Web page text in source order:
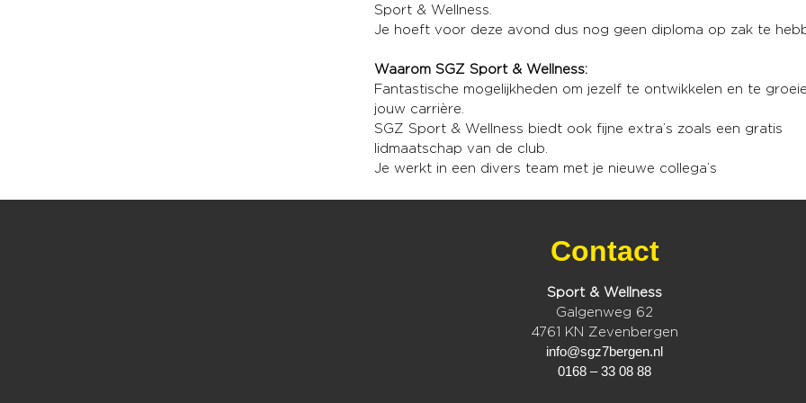
Sport & Wellness.
Je hoeft voor deze avond dus nog geen diploma op zak te
Waarom SGZ Sport & Wellness:
Fantastische mogelijkheden om jezelf te ontwikkelen en te
jouw carrière.
SGZ Sport & Wellness biedt ook fijne extra’s zoals een gratis
lidmaatschap van de club.
Je werkt in een divers team met je nieuwe collega’s
Contact
Sport & Wellness
Galgenweg 62
4761 KN Zevenbergen
info@sgz7bergen.nl
0168 – 33 08 88